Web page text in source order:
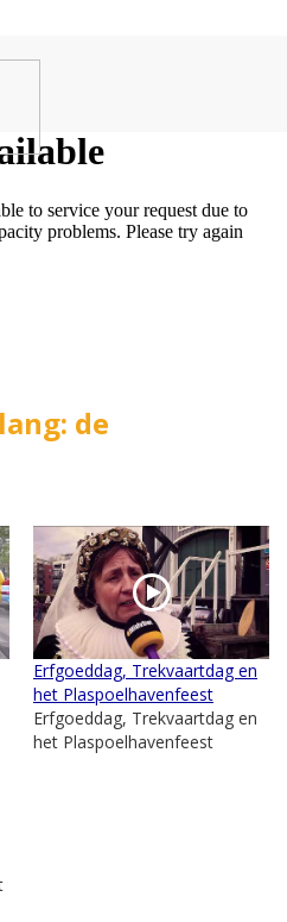
de
Erfgoeddag, Trekvaartdag en
het Plaspoelhavenfeest
Erfgoeddag, Trekvaartdag en
het Plaspoelhavenfeest